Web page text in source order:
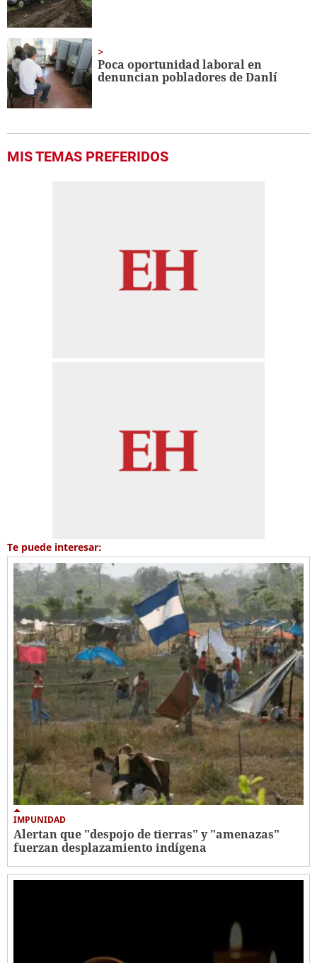
Poca oportunidad laboral en
denuncian pobladores de Danlí
MIS TEMAS PREFERIDOS
Te puede interesar:
IMPUNIDAD
Alertan que "despojo de tierras" y "amenazas"
fuerzan desplazamiento indígena